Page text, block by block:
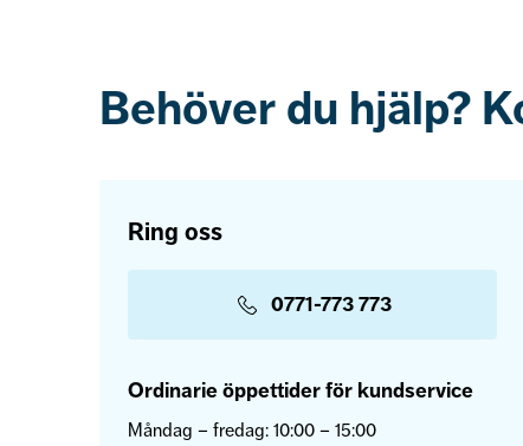
Behöver du hjälp?
Ring oss
0771-773 773
Ordinarie öppettider för kundservice
Måndag – fredag: 10:00 – 15:00